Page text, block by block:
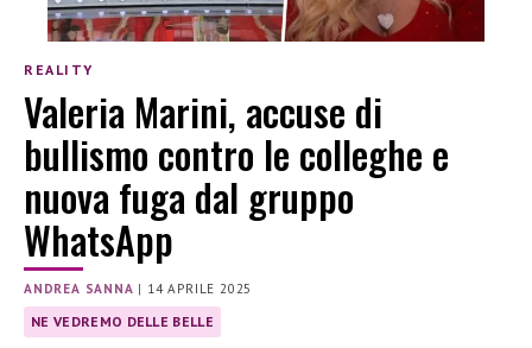
REALITY
Valeria Marini, accuse di
bullismo contro le colleghe e
nuova fuga dal gruppo
WhatsApp
ANDREA SANNA | 14 APRILE 2025
NE VEDREMO DELLE BELLE